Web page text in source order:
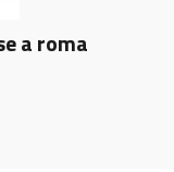
a roma